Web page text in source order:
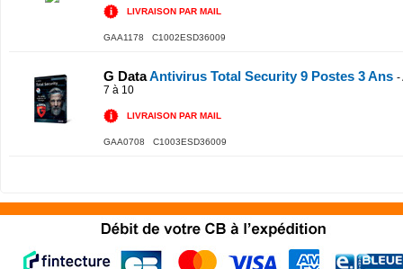
LIVRAISON PAR MAIL
GAA1178 C1002ESD36009
G DataAntivirus Total Security 9 Postes 3 Ans -
7 à 10
LIVRAISON PAR MAIL
GAA0708 C1003ESD36009